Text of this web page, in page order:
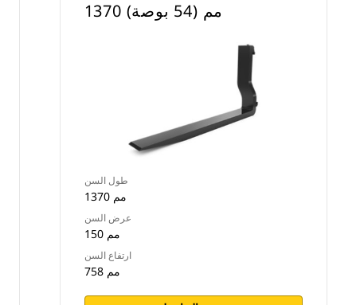
1370 مم (54 بوصة)
طول السن
1370 مم
عرض السن
150 مم
ارتفاع السن
758 مم